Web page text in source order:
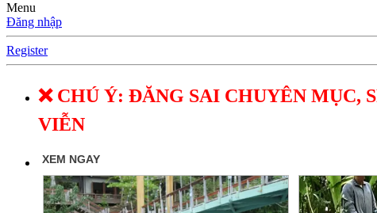
Menu
Đăng nhập
Register
❌ CHÚ Ý: ĐĂNG SAI CHUYÊN MỤC,
VIỄN